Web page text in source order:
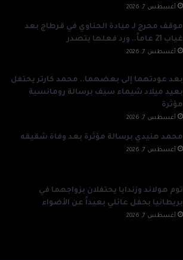
أغسطس 7, 2026
موقف محرج لـ ميادة الحناوي في قرطاج بعد
غياب 21 عاماً.. ورد فعلها يتصدر
أغسطس 7, 2026
بعد عودتهما إلى بعضهما.. محمد كارتر يحتفل
بعيد ميلاد شيماء سيف برسالة رومانسية
مؤثرة
أغسطس 7, 2026
محمد هنيدي برسالة مؤثرة بعد وفاة شقيقه
أغسطس 7, 2026
توم هولاند وزندايا يحتفلان بزواجهما في
بريطانيا بحفل عائلي بعيداً عن الأضواء
أغسطس 7, 2026